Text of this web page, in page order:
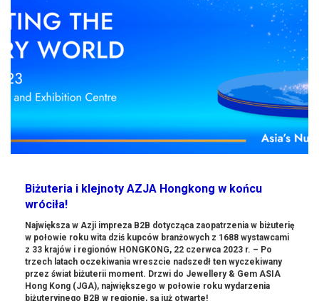
Biżuteria i klejnoty AZJA Hongkong w końcu
wróciła!
Największa w Azji impreza B2B dotycząca zaopatrzenia w biżuterię
w połowie roku wita dziś kupców branżowych z 1688 wystawcami
z 33 krajów i regionów HONGKONG, 22 czerwca 2023 r. – Po
trzech latach oczekiwania wreszcie nadszedł ten wyczekiwany
przez świat biżuterii moment. Drzwi do Jewellery & Gem ASIA
Hong Kong (JGA), największego w połowie roku wydarzenia
biżuteryjnego B2B w regionie, są już otwarte!